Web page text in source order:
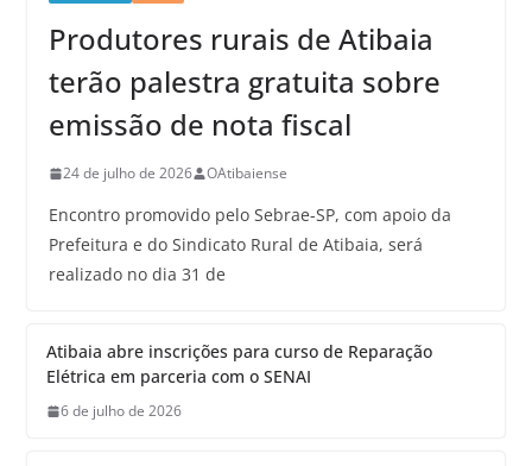
Produtores rurais de Atibaia
terão palestra gratuita sobre
emissão de nota fiscal
24 de julho de 2026 OAtibaiense
Encontro promovido pelo Sebrae-SP, com apoio da
Prefeitura e do Sindicato Rural de Atibaia, será
realizado no dia 31 de
Atibaia abre inscrições para curso de Reparação
Elétrica em parceria com o SENAI
6 de julho de 2026